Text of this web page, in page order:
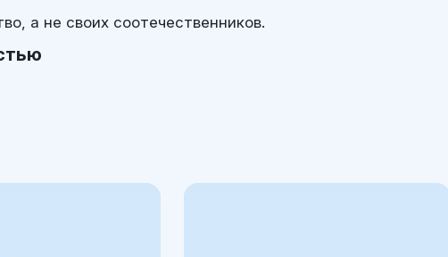
а не своих соотечественников.